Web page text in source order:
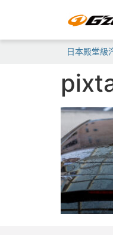
日本殿堂級